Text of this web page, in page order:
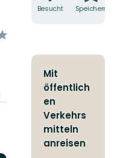
Besucht Speichern
Mit
öffentlich
en
Verkehrs
mitteln
anreisen